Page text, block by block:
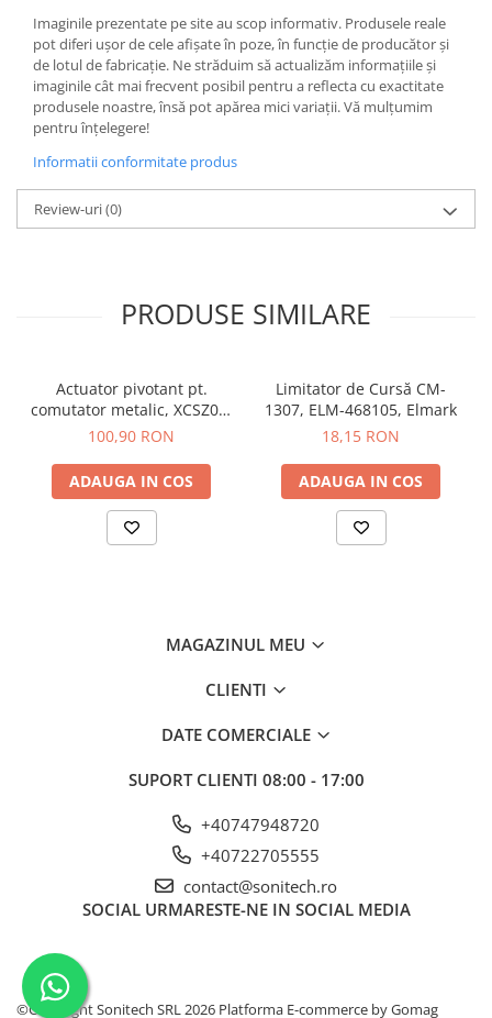
Altele
Butoane
Cadre de montaj aparent
Detectoare de mișcare
Doze
Obturatoare
Prelungitoare, Stechere, Accesorii
Prize TV
Prize și fișe industriale
Rame
Sonerii
Suporturi de fixare
diferențiale și descărcătoare
accesorii
Protecția și comanda motoarelor
Contactoare
Imaginile prezentate pe site au scop informativ. Produsele reale
pot diferi ușor de cele afișate în poze, în funcție de producător și
de lotul de fabricație. Ne străduim să actualizăm informațiile și
imaginile cât mai frecvent posibil pentru a reflecta cu exactitate
produsele noastre, însă pot apărea mici variații. Vă mulțumim
pentru înțelegere!
Informatii conformitate produs
Review-uri(0)
PRODUSE SIMILARE
Actuator pivotant pt.
comutator metalic, XCSZ03,
Schneider Electric
100,90 RON
ADAUGA IN COS
Limitator de Cursă CM-
1307, ELM-468105, Elmark
18,15 RON
ADAUGA IN COS
MAGAZINUL MEU
CLIENTI
DATE COMERCIALE
SUPORT CLIENTI 08:00 - 17:00
+40747948720
+40722705555
contact@sonitech.ro
SOCIAL URMARESTE-NE IN SOCIAL MEDIA
©Copyright Sonitech SRL 2026 Platforma E-commerce by Gomag